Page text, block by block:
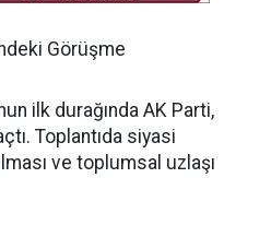
Görüşme
ilk durağında AK Parti,
Toplantıda siyasi
ve toplumsal uzlaşı